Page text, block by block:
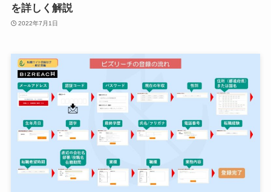
を詳しく解説
2022年7月1日